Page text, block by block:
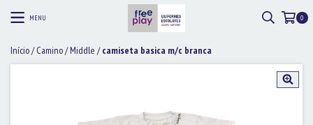
MENU 0
Início/ Camino/Middle / camiseta basica m/c branca